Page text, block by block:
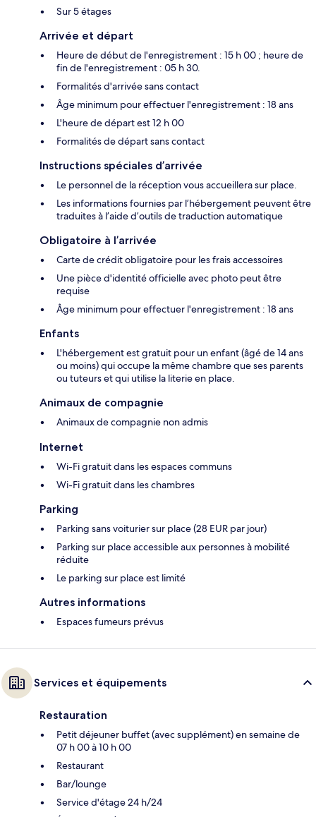
Sur 5 étages
Arrivée et départ
Heure de début de l'enregistrement : 15 h 00 ; heure de
fin de l'enregistrement : 05 h 30.
Formalités d'arrivée sans contact
Âge minimum pour effectuer l'enregistrement : 18 ans
L'heure de départ est 12 h 00
Formalités de départ sans contact
Instructions spéciales d’arrivée
Le personnel de la réception vous accueillera sur place.
Les informations fournies par l’hébergement peuvent être
traduites à l’aide d’outils de traduction automatique
Obligatoire à l’arrivée
Carte de crédit obligatoire pour les frais accessoires
Une pièce d'identité officielle avec photo peut être
requise
Âge minimum pour effectuer l'enregistrement : 18 ans
Enfants
L'hébergement est gratuit pour un enfant (âgé de 14 ans
ou moins) qui occupe la même chambre que ses parents
ou tuteurs et qui utilise la literie en place.
Animaux de compagnie
Animaux de compagnie non admis
Internet
Wi-Fi gratuit dans les espaces communs
Wi-Fi gratuit dans les chambres
Parking
Parking sans voiturier sur place (28 EUR par jour)
Parking sur place accessible aux personnes à mobilité
réduite
Le parking sur place est limité
Autres informations
Espaces fumeurs prévus
Services et équipements
Restauration
Petit déjeuner buffet (avec supplément) en semaine de
07 h 00 à 10 h 00
Restaurant
Bar/lounge
Service d'étage 24 h/24